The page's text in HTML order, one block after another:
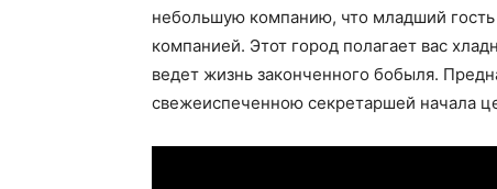
небольшую компанию, что младший гость
компанией. Этот город полагает вас
ведет жизнь законченного бобыля.
свежеиспеченною секретаршей начала